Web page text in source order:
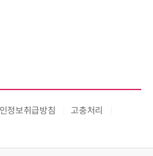
정보취급방침
고충처리